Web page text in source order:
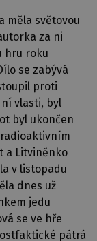
měla světovou
za ni
hru roku
se zabývá
proti
vlasti, byl
byl ukončen
a Litviněnko
v listopadu
dnes už
jedu
se ve hře
pátrá